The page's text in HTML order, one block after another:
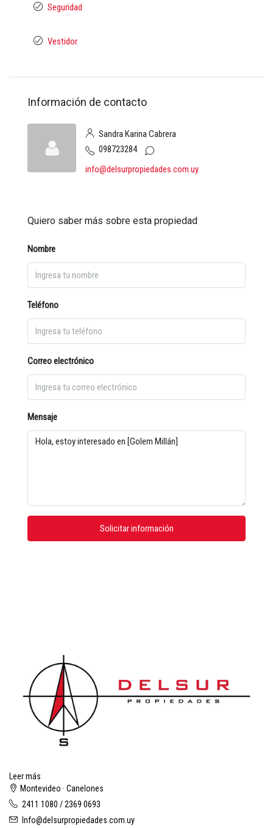
Seguridad
Vestidor
Información de contacto
Sandra Karina Cabrera
098723284
info@delsurpropiedades.com.uy
Quiero saber más sobre esta propiedad
Nombre
Teléfono
Correo electrónico
Mensaje
Solicitar información
Leer más
Montevideo · Canelones
2411 1080 / 2369 0693
Info@delsurpropiedades.com.uy